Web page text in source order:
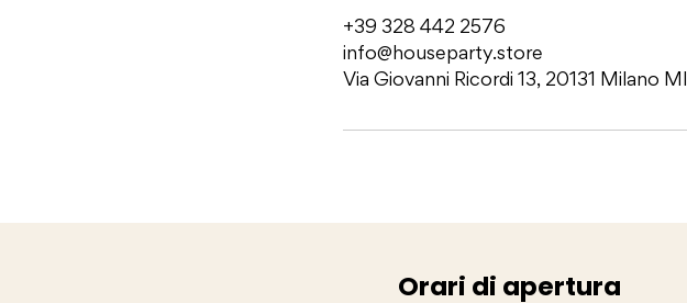
+39 328 442 2576
info@houseparty.store
Via Giovanni Ricordi 13, 20131 Milano MI
Orari di apertura